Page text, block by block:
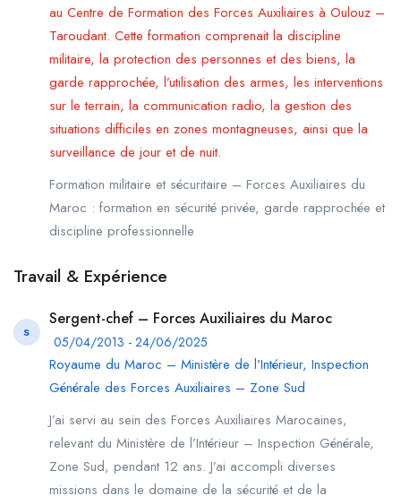
au Centre de Formation des Forces Auxiliaires à Oulouz –
Taroudant. Cette formation comprenait la discipline
militaire, la protection des personnes et des biens, la
garde rapprochée, l’utilisation des armes, les interventions
sur le terrain, la communication radio, la gestion des
situations difficiles en zones montagneuses, ainsi que la
surveillance de jour et de nuit.
Formation militaire et sécuritaire – Forces Auxiliaires du
Maroc : formation en sécurité privée, garde rapprochée et
discipline professionnelle
Travail & Expérience
S
Sergent-chef – Forces Auxiliaires du Maroc
05/04/2013 - 24/06/2025
Royaume du Maroc – Ministère de l’Intérieur, Inspection
Générale des Forces Auxiliaires – Zone Sud
J’ai servi au sein des Forces Auxiliaires Marocaines,
relevant du Ministère de l’Intérieur – Inspection Générale,
Zone Sud, pendant 12 ans. J’ai accompli diverses
missions dans le domaine de la sécurité et de la